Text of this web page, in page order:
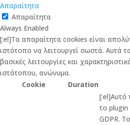
Απαραίτητα
Απαραίτητα
Always Enabled
[:el]Τα απαραίτητα cookies είναι
ιστότοπο να λειτουργεί σωστά. Αυτά
βασικές λειτουργίες και
ιστότοπου, ανώνυμα.
Cookie
Duration
[:el]Αυτό
το plugin
GDPR.